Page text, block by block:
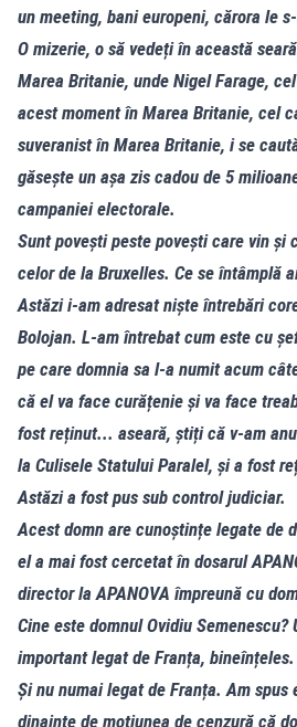
un meeting, bani europeni, cărora le
O mizerie, o să vedeți în această
Marea Britanie, unde Nigel Farage,
acest moment în Marea Britanie, cel
suveranist în Marea Britanie, i se
găsește un așa zis cadou de 5
campaniei electorale.
Sunt povești peste povești care vin și
celor de la Bruxelles. Ce se întâmplă
Astăzi i-am adresat niște întrebări
Bolojan. L-am întrebat cum este cu
pe care domnia sa l-a numit acum
că el va face curățenie și va face
fost reținut... aseară, știți că v-am
la Culisele Statului Paralel, și a fost
Astăzi a fost pus sub control judiciar.
Acest domn are cunoștințe legate de
el a mai fost cercetat în dosarul
director la APANOVA împreună cu
Cine este domnul Ovidiu Semenescu?
important legat de Franța, bineînțeles.
Și nu numai legat de Franța. Am spus
dinainte de moțiunea de cenzură că